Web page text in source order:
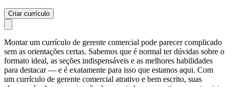
Criar currículo
Montar um currículo de gerente comercial pode parecer complicado
sem as orientações certas. Sabemos que é normal ter dúvidas sobre o
formato ideal, as seções indispensáveis e as melhores habilidades
para destacar — e é exatamente para isso que estamos aqui. Com
um currículo de gerente comercial atrativo e bem escrito, suas